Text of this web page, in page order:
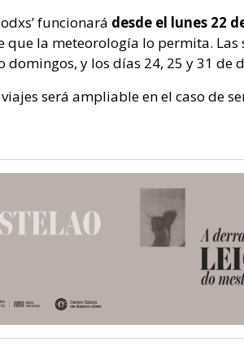
funcionará desde el lunes 22
que la meteorología lo permita. Las
domingos, y los días 24, 25 y 31 de
será ampliable en el caso de